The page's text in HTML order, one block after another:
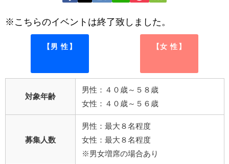
※こちらのイベントは終了致しました。
【男 性】 【女 性】
対象年齢
男性：４０歳～５８歳
女性：４０歳～５６歳
募集人数
男性：最大８名程度
女性：最大８名程度
※男女増席の場合あり